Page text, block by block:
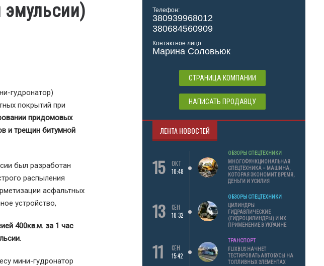
эмульсии)
гудронатор)
покрытий при
придомовых
и трещин битумной
был разработан
распыления
асфальтных
устройство,
400кв.м. за 1 час
мини-гудронатор
Телефон:
380939968012
380684560909
Контактное лицо:
Марина Соловьюк
СТРАНИЦА КОМПАНИИ
НАПИСАТЬ ПРОДАВЦУ
ЛЕНТА НОВОСТЕЙ
15
ОКТ
10:48
ОБЗОРЫ СПЕЦТЕХНИКИ
МНОГОФУНКЦИОНАЛЬНАЯ
СПЕЦТЕХНИКА – МАШИНА,
КОТОРАЯ ЭКОНОМИТ ВРЕМЯ,
ДЕНЬГИ И УСИЛИЯ
13
СЕН
10:32
ОБЗОРЫ СПЕЦТЕХНИКИ
ЦИЛИНДРЫ
ГИДРАВЛИЧЕСКИЕ
(ГИДРОЦИЛИНДРЫ) И ИХ
ПРИМЕНЕНИЕ В УКРАИНЕ
11
СЕН
15:42
ТРАНСПОРТ
FLIXBUS НАЧНЕТ
ТЕСТИРОВАТЬ АВТОБУСЫ НА
ТОПЛИВНЫХ ЭЛЕМЕНТАХ